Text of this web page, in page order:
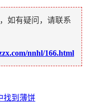
，如有疑问，请联系
nnhl/166.html
找到薄饼